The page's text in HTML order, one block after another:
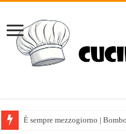
È sempre mezzogiorno |